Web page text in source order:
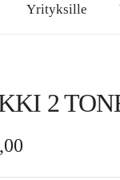
Yrityksille
2